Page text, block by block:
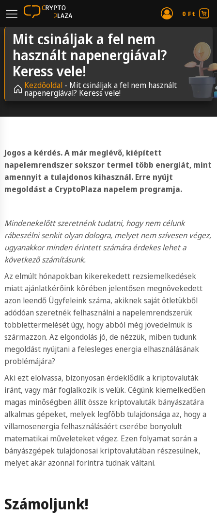
0 Ft
Mit csináljak a fel nem
használt napenergiával?
Keress vele!
Kezdőoldal- Mit csináljak a fel nem használt
napenergiával? Keress vele!
Jogos a kérdés. A már meglévő, kiépített
napelemrendszer sokszor termel több energiát, mint
amennyit a tulajdonos kihasznál. Erre nyújt
megoldást a CryptoPlaza napelem programja.
Mindenekelőtt szeretnénk tudatni, hogy nem célunk
rábeszélni senkit olyan dologra, melyet nem szívesen végez,
ugyanakkor minden érintett számára érdekes lehet a
következő számításunk.
Az elmúlt hónapokban kikerekedett rezsiemelkedések
miatt ajánlatkérőink körében jelentősen megnövekedett
azon leendő Ügyfeleink száma, akiknek saját ötletükből
adódóan szeretnék felhasználni a napelemrendszerük
többlettermelését úgy, hogy abból még jövedelmük is
származzon. Az elgondolás jó, de nézzük, miben tudunk
megoldást nyújtani a felesleges energia elhasználásának
problémájára?
Aki ezt elolvassa, bizonyosan érdeklődik a kriptovaluták
iránt, vagy már foglalkozik is velük. Cégünk kiemelkedően
magas minőségben állít össze kriptovaluták bányászatára
alkalmas gépeket, melyek legfőbb tulajdonsága az, hogy a
villamosenergia felhasználásáért cserébe bonyolult
matematikai műveleteket végez. Ezen folyamat során a
bányászgépek tulajdonosai kriptovalutában részesülnek,
melyet akár azonnal forintra tudnak váltani.
Számoljunk!